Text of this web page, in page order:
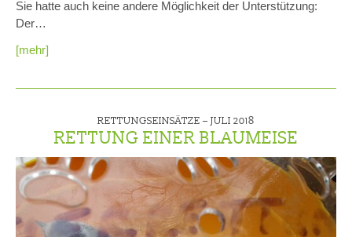
Sie hatte auch keine andere Möglichkeit der Unterstützung:
Der…
[mehr]
RETTUNGSEINSÄTZE – JULI 2018
RETTUNG EINER BLAUMEISE